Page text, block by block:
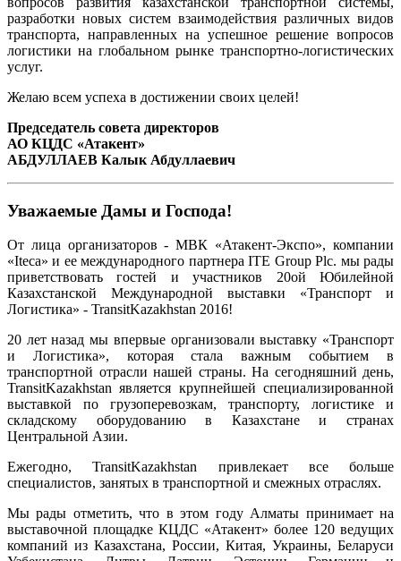
разработки новых систем взаимодействия различных видов
транспорта, направленных на успешное решение вопросов
логистики на глобальном рынке транспортно-логистических
услуг.
Желаю всем успеха в достижении своих целей!
Председатель совета директоров
АО КЦДС «Атакент»
АБДУЛЛАЕВ Калык Абдуллаевич
Уважаемые Дамы и Господа!
От лица организаторов - МВК «Атакент-Экспо», компании
«Iteca» и ее международного партнера ITE Group Plc. мы рады
приветствовать гостей и участников 20ой Юбилейной
Казахстанской Международной выставки «Транспорт и
Логистика» - TransitKazakhstan 2016!
20 лет назад мы впервые организовали выставку «Транспорт
и Логистика», которая стала важным событием в
транспортной отрасли нашей страны. На сегодняшний день,
TransitKazakhstan является крупнейшей специализированной
выставкой по грузоперевозкам, транспорту, логистике и
складскому оборудованию в Казахстане и странах
Центральной Азии.
Ежегодно, TransitKazakhstan привлекает все больше
специалистов, занятых в транспортной и смежных отраслях.
Мы рады отметить, что в этом году Алматы принимает на
выставочной площадке КЦДС «Атакент» более 120 ведущих
компаний из Казахстана, России, Китая, Украины, Беларуси